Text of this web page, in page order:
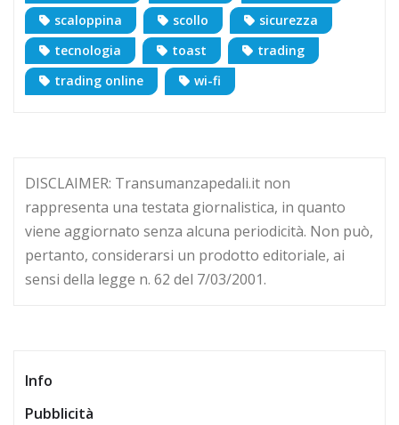
scaloppina
scollo
sicurezza
tecnologia
toast
trading
trading online
wi-fi
DISCLAIMER: Transumanzapedali.it non
rappresenta una testata giornalistica, in quanto
viene aggiornato senza alcuna periodicità. Non può,
pertanto, considerarsi un prodotto editoriale, ai
sensi della legge n. 62 del 7/03/2001.
Info
Pubblicità